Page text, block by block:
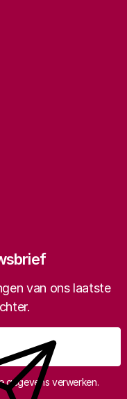
van ons laatste
Aanmelden
gegevens verwerken.